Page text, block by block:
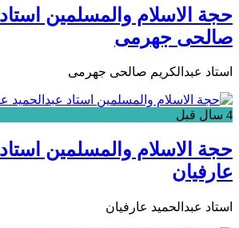
حجة الاسلام والمسلمین
صالحی جهرمی
استاد عبدالکریم صالحی جهرمی
4 سال قبل
حجة الاسلام والمسلمین
عارفیان
استاد عبدالحمید عارفیان